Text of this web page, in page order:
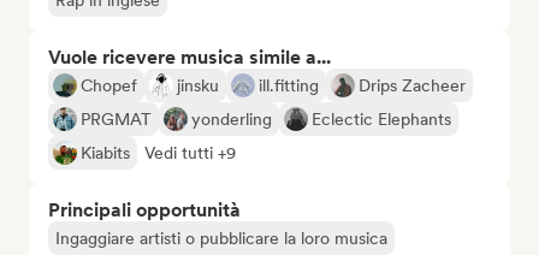
Vuole ricevere musica simile a...
Chopef jinsku ill.fitting
Drips Zacheer
PRGMAT
yonderling
Eclectic Elephants
Kiabits
Vedi tutti +9
Principali opportunità
Ingaggiare artisti o pubblicare la loro musica